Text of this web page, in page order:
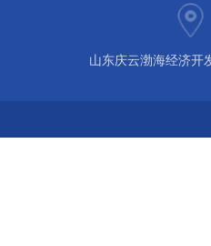
山东庆云渤海经济开